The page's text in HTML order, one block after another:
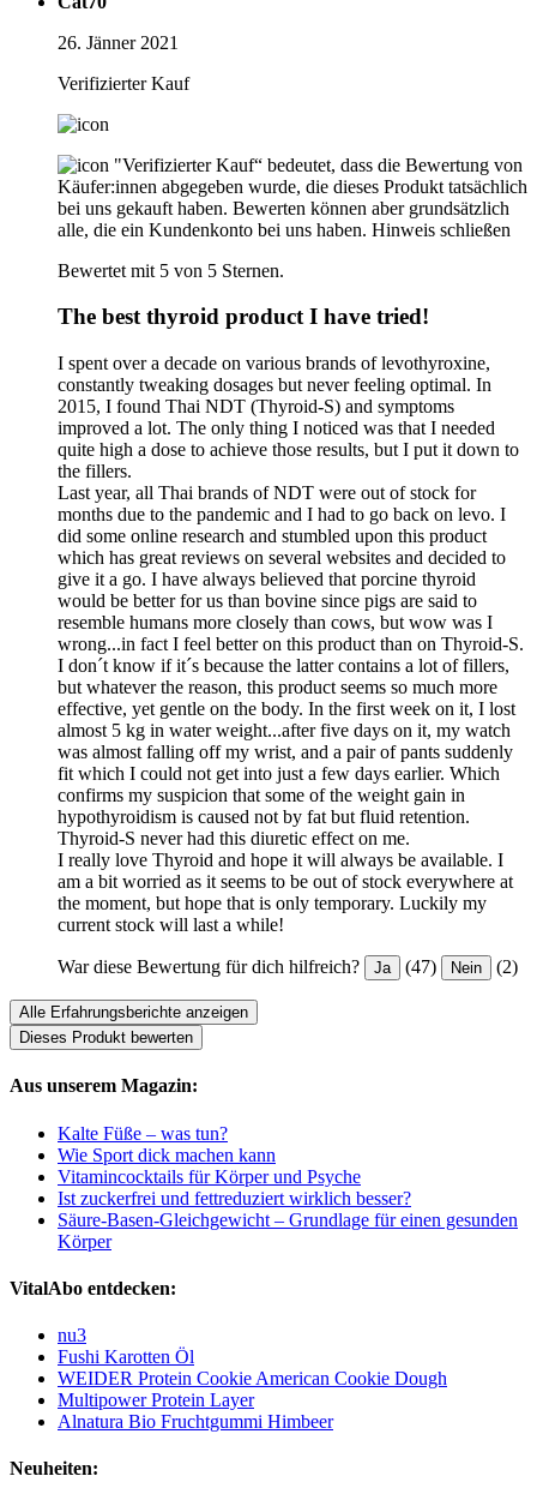
26. Jänner 2021
Verifizierter Kauf
"Verifizierter Kauf“ bedeutet, dass die Bewertung von
Käufer:innen abgegeben wurde, die dieses Produkt tatsächlich
bei uns gekauft haben. Bewerten können aber grundsätzlich
alle, die ein Kundenkonto bei uns haben. Hinweis schließen
Bewertet mit 5 von 5 Sternen.
The best thyroid product I have tried!
I spent over a decade on various brands of levothyroxine,
constantly tweaking dosages but never feeling optimal. In
2015, I found Thai NDT (Thyroid-S) and symptoms
improved a lot. The only thing I noticed was that I needed
quite high a dose to achieve those results, but I put it down to
the fillers.
Last year, all Thai brands of NDT were out of stock for
months due to the pandemic and I had to go back on levo. I
did some online research and stumbled upon this product
which has great reviews on several websites and decided to
give it a go. I have always believed that porcine thyroid
would be better for us than bovine since pigs are said to
resemble humans more closely than cows, but wow was I
wrong...in fact I feel better on this product than on Thyroid-S.
I don´t know if it´s because the latter contains a lot of fillers,
but whatever the reason, this product seems so much more
effective, yet gentle on the body. In the first week on it, I lost
almost 5 kg in water weight...after five days on it, my watch
was almost falling off my wrist, and a pair of pants suddenly
fit which I could not get into just a few days earlier. Which
confirms my suspicion that some of the weight gain in
hypothyroidism is caused not by fat but fluid retention.
Thyroid-S never had this diuretic effect on me.
I really love Thyroid and hope it will always be available. I
am a bit worried as it seems to be out of stock everywhere at
the moment, but hope that is only temporary. Luckily my
current stock will last a while!
War diese Bewertung für dich hilfreich? Ja (47) Nein (2)
Alle Erfahrungsberichte anzeigen
Dieses Produkt bewerten
Aus unserem Magazin:
Kalte Füße – was tun?
Wie Sport dick machen kann
Vitamincocktails für Körper und Psyche
Ist zuckerfrei und fettreduziert wirklich besser?
Säure-Basen-Gleichgewicht – Grundlage für einen gesunden
Körper
VitalAbo entdecken:
nu3
Fushi Karotten Öl
WEIDER Protein Cookie American Cookie Dough
Multipower Protein Layer
Alnatura Bio Fruchtgummi Himbeer
Neuheiten: